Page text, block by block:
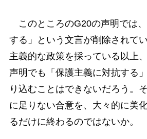
このところのG20の声明では
する」という文言が削除されて
主義的な政策を採っている以上
声明でも「保護主義に対抗する
り込むことはできないだろう。
に足りない合意を、大々的に美
るだけに終わるのではないか。